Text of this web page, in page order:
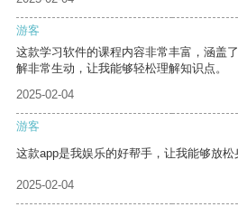
游客
这款学习软件的课程内容非常丰富，涵盖
解非常生动，让我能够轻松理解知识点。
2025-02-04
游客
这款app是我娱乐的好帮手，让我能够放松
2025-02-04